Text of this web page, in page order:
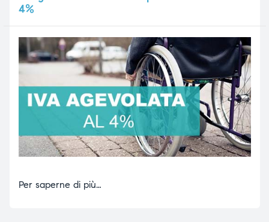
4%
Per saperne di più…